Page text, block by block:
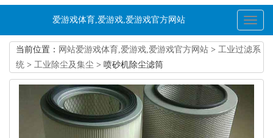
Toggle
爱游戏体育,爱游戏,爱游戏官方网站
当前位置： 网站爱游戏体育,爱游戏,爱游戏官方网站 > 工业过滤系
统 > 工业除尘及集尘 > 喷砂机除尘滤筒